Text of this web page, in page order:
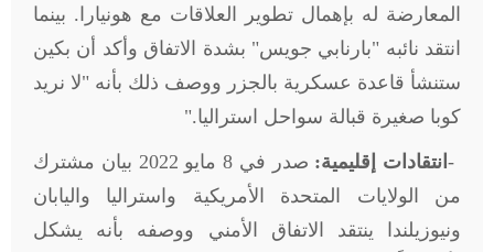
المعارضة له بإهمال تطوير العلاقات مع هونيارا. بينما
انتقد نائبه "بارنابي جويس" بشدة الاتفاق وأكد أن بكين
ستنشأ قاعدة عسكرية بالجزر ووصف ذلك بأنه "لا نريد
كوبا صغيرة قبالة سواحل استراليا".
-انتقادات إقليمية:
صدر في 8 مايو 2022 بيان مشترك
من الولايات المتحدة الأمريكية واستراليا واليابان
ونيوزيلندا ينتقد الاتفاق الأمني ووصفه بأنه يشكل